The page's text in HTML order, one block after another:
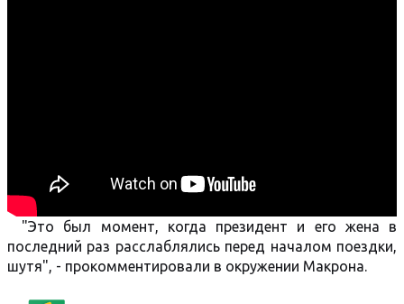
"Это был момент, когда президент и его жена в
последний раз расслаблялись перед началом поездки,
шутя", - прокомментировали в окружении Макрона.